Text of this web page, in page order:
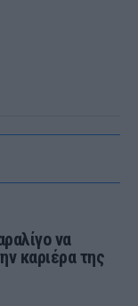
να
καριέρα της